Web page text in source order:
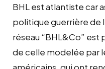
BHL est atlantiste car
politique guerrière de
réseau “BHL&Co”
de celle modelée par